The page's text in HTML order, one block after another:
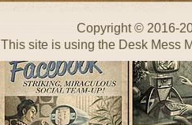
Copyright © 2016-
This site is using the Desk Mess